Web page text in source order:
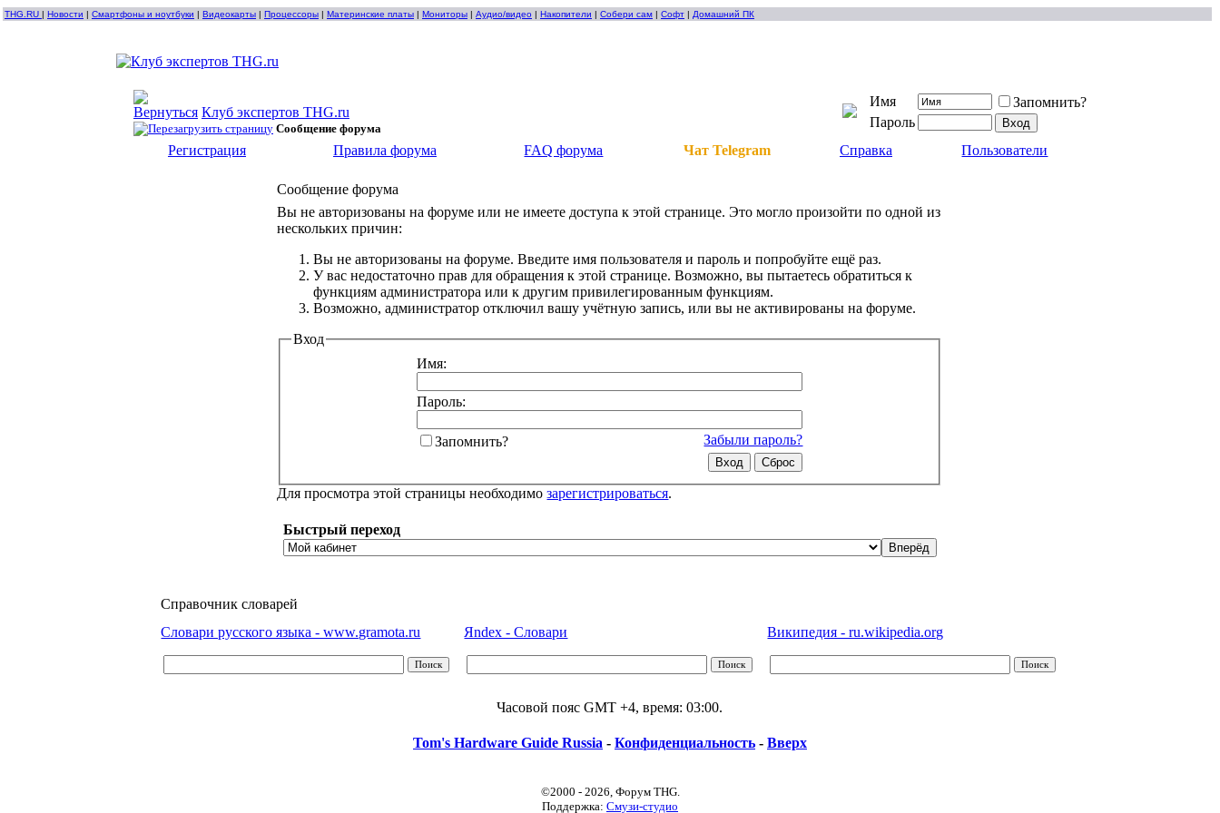
THG.RU | Новости | Смартфоны и ноутбуки | Видеокарты | Процессоры | Материнские платы | Мониторы | Аудио/видео | Накопители | Собери сам | Софт | Домашний ПК
Клуб экспертов THG.ru
Сообщение форума
Имя
Запомнить?
Пароль
Регистрация
Правила форума FAQ форума Чат Telegram Справка Пользователи
Сообщение форума
Вы не авторизованы на форуме или не имеете доступа к этой странице. Это могло произойти по одной из
нескольких причин:
Вы не авторизованы на форуме. Введите имя пользователя и пароль и попробуйте ещё раз.
У вас недостаточно прав для обращения к этой странице. Возможно, вы пытаетесь обратиться к
функциям администратора или к другим привилегированным функциям.
Возможно, администратор отключил вашу учётную запись, или вы не активированы на форуме.
Вход
Имя:
Пароль:
Забыли пароль?
Запомнить?
Для просмотра этой страницы необходимозарегистрироваться.
Быстрый переход
Справочник словарей
Словари русского языка - www.gramota.ru
Яndex - Словари Википедия - ru.wikipedia.org
Часовой пояс GMT +4, время:03:00.
Tom's Hardware Guide Russia - Конфиденциальность - Вверх
©2000 - 2026, Форум THG.
Поддержка: Смузи-студио